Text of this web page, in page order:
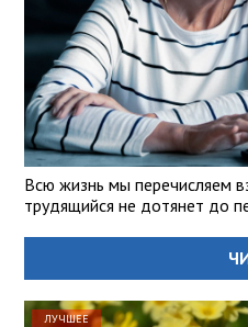
Всю жизнь мы перечисляем
трудящийся не дотянет до
ЛУЧШЕЕ